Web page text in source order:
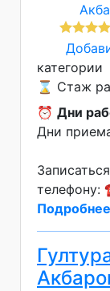
категории
⌛ Стаж
⏰ Дни
Дни